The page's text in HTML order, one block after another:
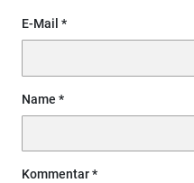
E-Mail
Name
Kommentar